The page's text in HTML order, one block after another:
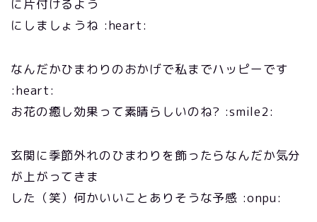
に片付けるよう
にしましょうね :heart:
なんだかひまわりのおかげで私までハッピーです
:heart:
お花の癒し効果って素晴らしいのね? :smile2:
玄関に季節外れのひまわりを飾ったらなんだか気分
が上がってきま
した（笑）何かいいことありそうな予感 :onpu: